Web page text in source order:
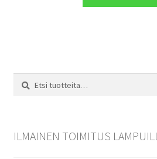
Etsi:
Haku
ILMAINEN TOIMITUS